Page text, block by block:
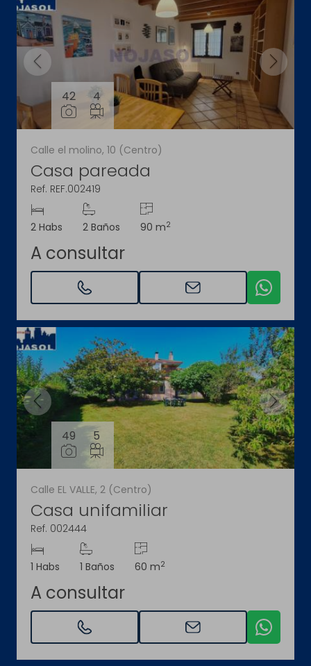
42 4
Calle el molino, 10 (Centro)
Casa pareada
Ref. REF.002419
2 Habs 2 Baños 90 m2
A consultar
49 5
Calle EL VALLE, 2 (Centro)
Casa unifamiliar
Ref. 002444
1 Habs 1 Baños 60 m2
A consultar